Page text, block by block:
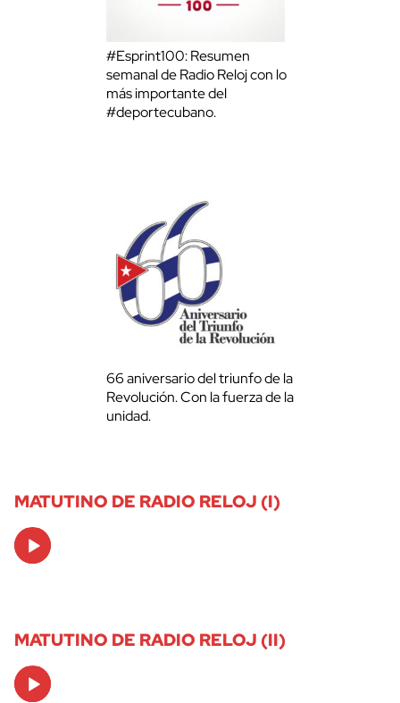
#Esprint100: Resumen
semanal de Radio Reloj con lo
más importante del
#deportecubano.
66 aniversario del triunfo de la
Revolución. Con la fuerza de la
unidad.
MATUTINO DE RADIO RELOJ (I)
Audio
Player
MATUTINO DE RADIO RELOJ (II)
Audio
Player